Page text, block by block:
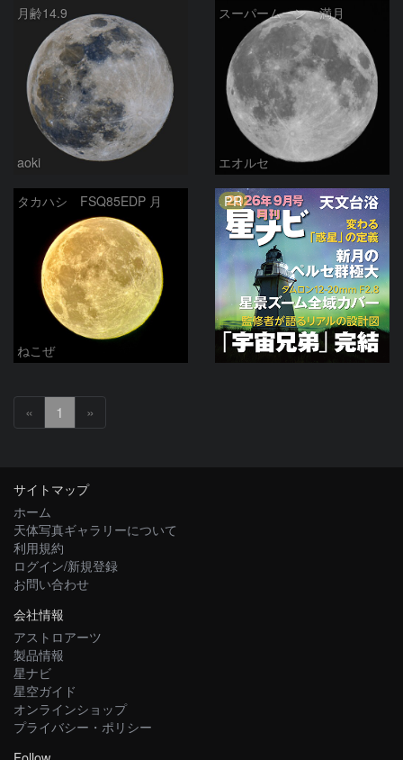
月齢14.9
aoki
スーパームーン 満月
エオルセ
タカハシ FSQ85EDP 月
ねこぜ
PR
« 1 »
サイトマップ
ホーム
天体写真ギャラリーについて
利用規約
ログイン/新規登録
お問い合わせ
会社情報
アストロアーツ
製品情報
星ナビ
星空ガイド
オンラインショップ
プライバシー・ポリシー